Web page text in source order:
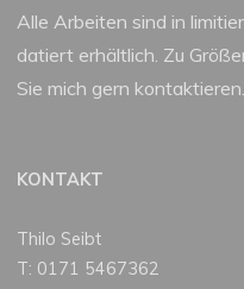
Alle Arbeiten sind in
datiert erhältlich. Zu
Sie mich gern kontaktieren.
KONTAKT
Thilo Seibt
T: 0171 5467362